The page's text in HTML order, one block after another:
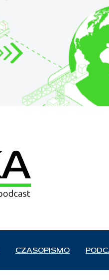
CZASOPISMO